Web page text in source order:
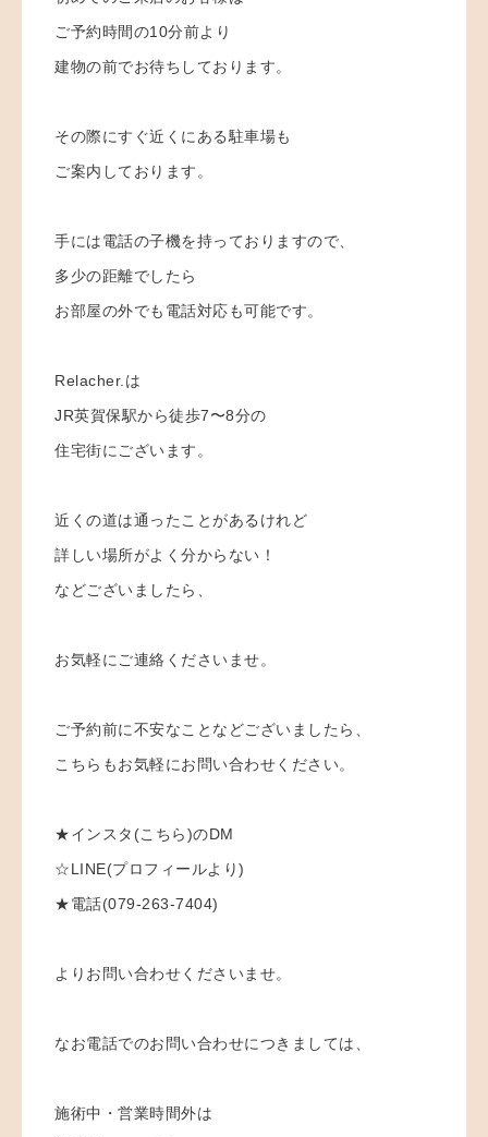
ご予約時間の10分前より
建物の前でお待ちしております。
その際にすぐ近くにある駐車場も
ご案内しております。
手には電話の子機を持っておりますので、
多少の距離でしたら
お部屋の外でも電話対応も可能です。
Relacher.は
JR英賀保駅から徒歩7〜8分の
住宅街にございます。
近くの道は通ったことがあるけれど
詳しい場所がよく分からない！
などございましたら、
お気軽にご連絡くださいませ。
ご予約前に不安なことなどございましたら、
こちらもお気軽にお問い合わせください。
★インスタ(こちら)のDM
☆LINE(プロフィールより)
★電話(079-263-7404)
よりお問い合わせくださいませ。
なお電話でのお問い合わせにつきましては、
施術中・営業時間外は